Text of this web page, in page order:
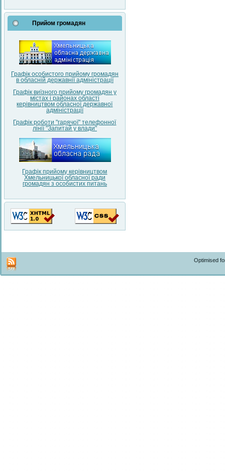
Прийом громадян
Графік особистого прийому громадян
в обласній державнії адміністрації
Графік виїзного прийому громадян у
містах і районах області
керівництвом обласної державної
адміністрації
Графік роботи "гарячої" телефонної
лінії "Запитай у влади"
Графік прийому керівництвом
Хмельницької обласної ради
громадян з особистих питань
Optimised